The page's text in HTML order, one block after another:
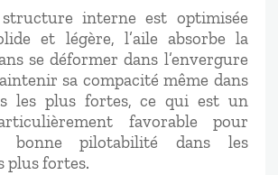
interne est optimisée
et légère, l’aile absorbe la
se déformer dans l’envergure
sa compacité même dans
les plus fortes, ce qui est un
favorable pour
bonne pilotabilité dans les
plus fortes.